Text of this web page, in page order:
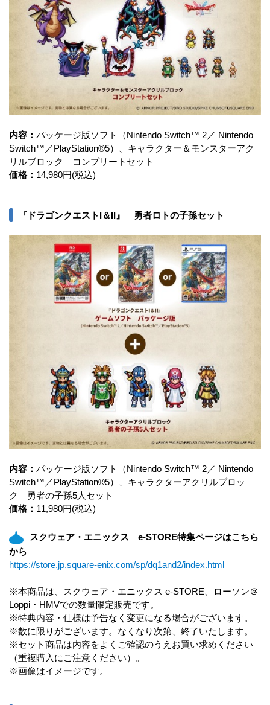
内容： パッケージ版ソフト（Nintendo Switch™ 2／ Nintendo
Switch™／PlayStation®5）、キャラクター＆モンスターアク
リルブロック コンプリートセット
価格： 14,980円(税込)
『ドラゴンクエストI＆II』 勇者ロトの子孫セット
内容： パッケージ版ソフト（Nintendo Switch™ 2／ Nintendo
Switch™／PlayStation®5）、キャラクターアクリルブロッ
ク 勇者の子孫5人セット
価格： 11,980円(税込)
スクウェア・エニックス e-STORE特集ページはこちら
から
https://store.jp.square-enix.com/sp/dq1and2/index.html
※本商品は、スクウェア・エニックス e-STORE、ローソン＠
Loppi・HMVでの数量限定販売です。
※特典内容・仕様は予告なく変更になる場合がございます。
※数に限りがございます。なくなり次第、終了いたします。
※セット商品は内容をよくご確認のうえお買い求めください
（重複購入にご注意ください）。
※画像はイメージです。